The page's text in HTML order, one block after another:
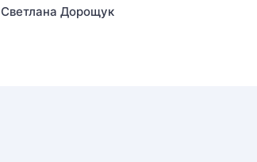
Светлана Дорощук